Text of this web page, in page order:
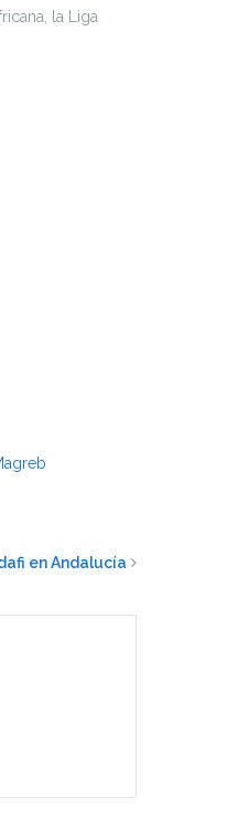
la Liga
en Andalucía